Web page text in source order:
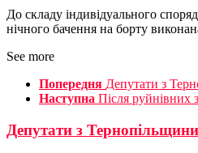
До складу індивідуального
нічного бачення на борту
See more
Попередня Депутати з
Наступна Після руйнівних
Депутати з